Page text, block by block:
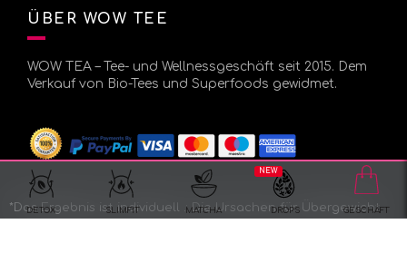
ÜBER WOW TEE
WOW TEA – Tee- und Wellnessgeschäft seit 2015. Dem
Verkauf von Bio-Tees und Superfoods gewidmet.
*Das Ergebnis ist individuell .: Die Ursachen für Übergewicht
DETOX SLIMFIT MATCHA
NEW
DROPS GESCHÄFT